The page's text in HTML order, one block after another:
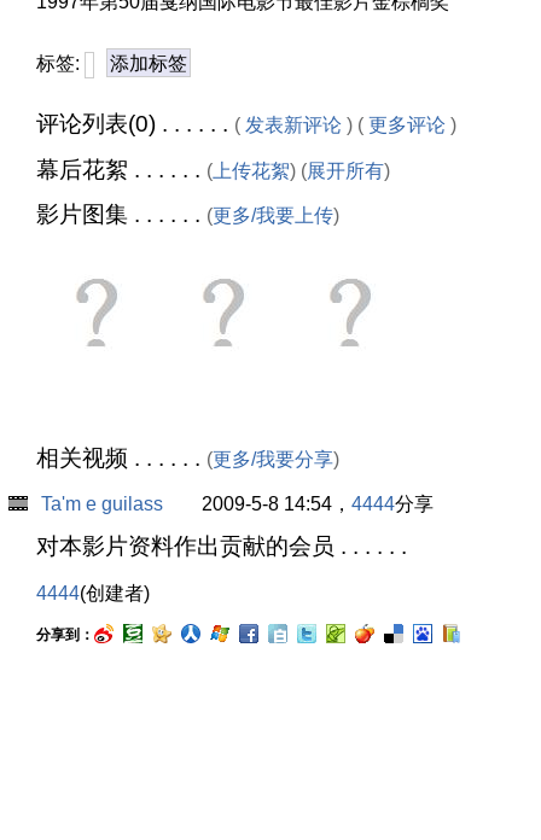
标签: 添加标签
评论列表(0) . . . . . . ( 发表新评论 ) ( 更多评论 )
幕后花絮 . . . . . . ( 上传花絮) (展开所有)
影片图集 . . . . . . (更多/我要上传)
相关视频 . . . . . . (更多/我要分享)
Ta'm e guilass 2009-5-8 14:54， 4444分享
对本影片资料作出贡献的会员 . . . . . .
4444(创建者)
分享到：